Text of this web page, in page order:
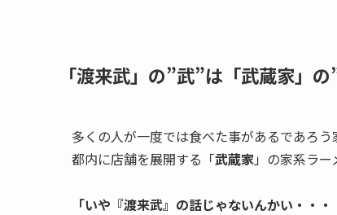
「渡来武」の”武”は「武蔵家」の
多くの人が一度では食べた事があるであろ
都内に店舗を展開する「武蔵家」の家系ラー
「いや『渡来武』の話じゃないんかい・・・